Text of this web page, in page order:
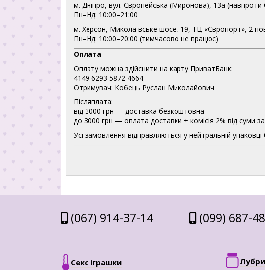
м. Дніпро, вул. Європейська (Миронова), 13а (навпроти
Пн–Нд: 10:00–21:00
м. Херсон, Миколаївське шосе, 19, ТЦ «Європорт», 2
Пн–Нд: 10:00–20:00 (тимчасово не працює)
Оплата
Оплату можна здійснити на карту ПриватБанк:
4149 6293 5872 4664
Отримувач: Кобець Руслан Миколайович
Післяплата:
від 3000 грн — доставка безкоштовна
до 3000 грн — оплата доставки + комісія 2% від суми
Усі замовлення відправляються у нейтральній
(067) 914-37-14 (099) 687-
Секс іграшки